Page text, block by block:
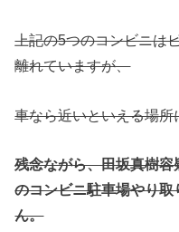
上記の5つのコンビニは
離れていますが、
車なら近いといえる場所
残念ながら、田坂真樹
のコンビニ駐車場やり
ん。